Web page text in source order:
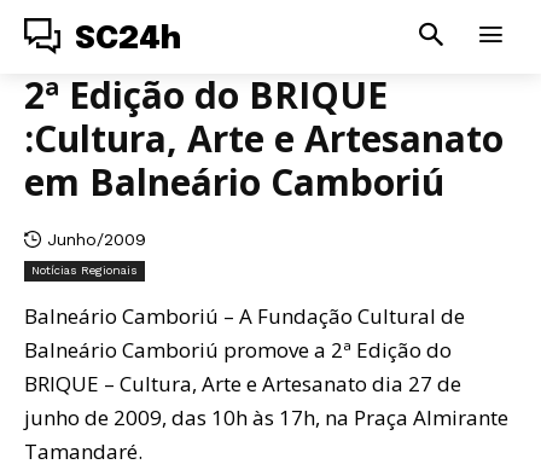
SC24h
2ª Edição do BRIQUE
:Cultura, Arte e Artesanato
em Balneário Camboriú
Junho/2009
Notícias Regionais
Balneário Camboriú – A Fundação Cultural de
Balneário Camboriú promove a 2ª Edição do
BRIQUE – Cultura, Arte e Artesanato dia 27 de
junho de 2009, das 10h às 17h, na Praça Almirante
Tamandaré.